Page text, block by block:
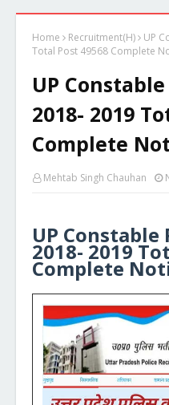
Home Recruitment(H)
UP
Total Post 49568 Complete
UP
2018- 2019
Complete
Mehtab Singh Chauhan
UP
2018- 2019
Complete